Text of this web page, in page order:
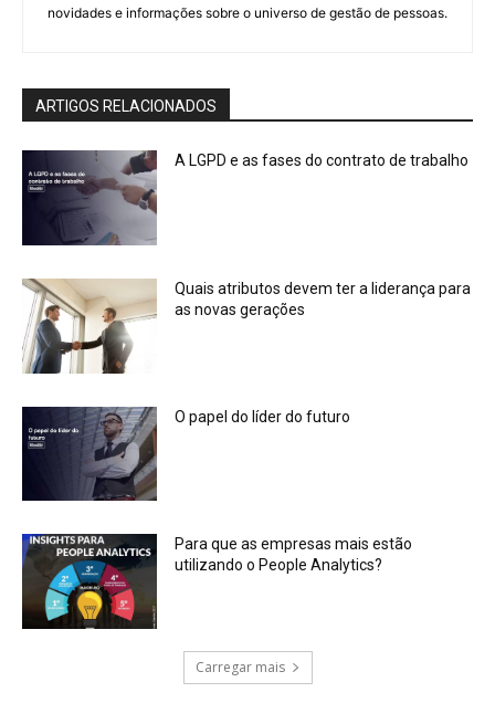
novidades e informações sobre o universo de gestão de pessoas.
ARTIGOS RELACIONADOS
A LGPD e as fases do contrato de trabalho
Quais atributos devem ter a liderança para
as novas gerações
O papel do líder do futuro
Para que as empresas mais estão
utilizando o People Analytics?
Carregar mais